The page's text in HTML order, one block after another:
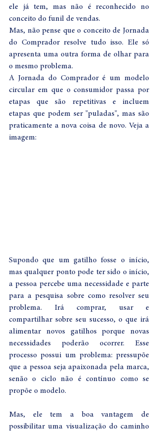
ele já tem, mas não é reconhecido no
conceito do funil de vendas.
Mas, não pense que o conceito de Jornada
do Comprador resolve tudo isso. Ele só
apresenta uma outra forma de olhar para
o mesmo problema.
A Jornada do Comprador é um modelo
circular em que o consumidor passa por
etapas que são repetitivas e incluem
etapas que podem ser "puladas", mas são
praticamente a nova coisa de novo. Veja a
imagem:
Supondo que um gatilho fosse o início,
mas qualquer ponto pode ter sido o início,
a pessoa percebe uma necessidade e parte
para a pesquisa sobre como resolver seu
problema. Irá comprar, usar e
compartilhar sobre seu sucesso, o que irá
alimentar novos gatilhos porque novas
necessidades poderão ocorrer. Esse
processo possui um problema: pressupõe
que a pessoa seja apaixonada pela marca,
senão o ciclo não é contínuo como se
propõe o modelo.
Mas, ele tem a boa vantagem de
possibilitar uma visualização do caminho